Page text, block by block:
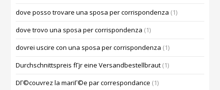
dove posso trovare una sposa per corrispondenza (1)
dove trovo una sposa per corrispondenza (1)
dovrei uscire con una sposa per corrispondenza (1)
Durchschnittspreis fГјr eine Versandbestellbraut (1)
DГ©couvrez la mariГ©e par correspondance (1)